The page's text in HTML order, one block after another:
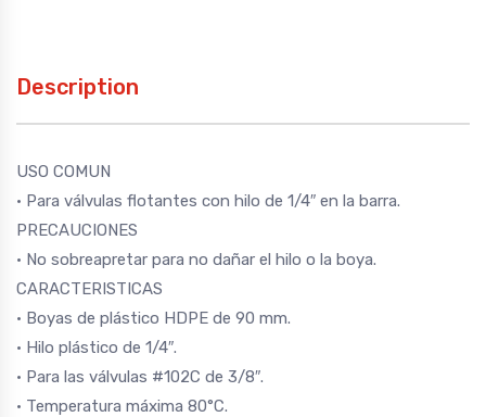
Description
USO COMUN
• Para válvulas flotantes con hilo de 1/4″ en la barra.
PRECAUCIONES
• No sobreapretar para no dañar el hilo o la boya.
CARACTERISTICAS
• Boyas de plástico HDPE de 90 mm.
• Hilo plástico de 1/4″.
• Para las válvulas #102C de 3/8″.
• Temperatura máxima 80°C.